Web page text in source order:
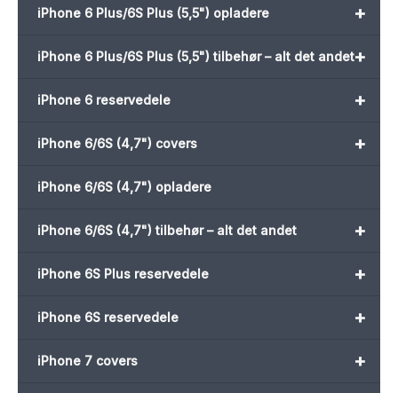
+
iPhone 6 Plus/6S Plus (5,5") opladere
+
iPhone 6 Plus/6S Plus (5,5") tilbehør – alt det andet
+
iPhone 6 reservedele
+
iPhone 6/6S (4,7") covers
iPhone 6/6S (4,7") opladere
+
iPhone 6/6S (4,7") tilbehør – alt det andet
+
iPhone 6S Plus reservedele
+
iPhone 6S reservedele
+
iPhone 7 covers